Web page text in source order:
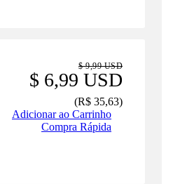
$ 9,99 USD
$ 6,99 USD
(R$ 35,63)
Adicionar ao Carrinho
Compra Rápida